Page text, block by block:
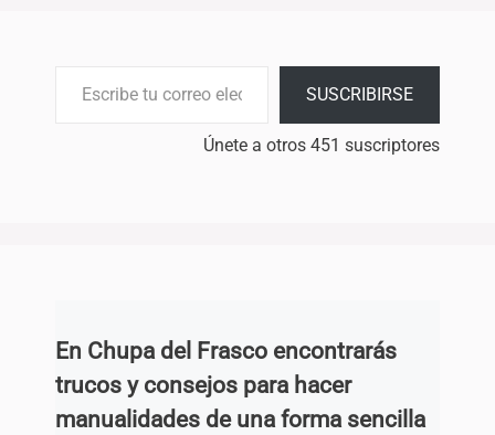
SUSCRIBIRSE
Únete a otros 451 suscriptores
En Chupa del Frasco encontrarás
trucos y consejos para hacer
manualidades de una forma sencilla